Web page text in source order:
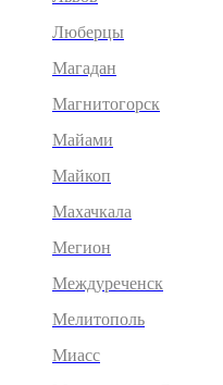
Люберцы
Магадан
Магнитогорск
Майами
Майкоп
Махачкала
Мегион
Междуреченск
Мелитополь
Миасс